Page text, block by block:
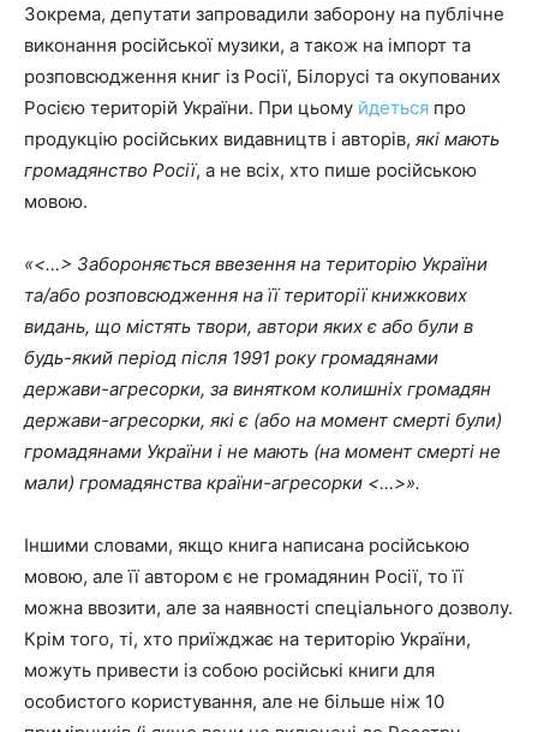
Зокрема, депутати запровадили заборону на публічне
виконання російської музики, а також на імпорт та
розповсюдження книг із Росії, Білорусі та окупованих
Росією територій України. При цьому йдеться про
продукцію російських видавництв і авторів, які мають
громадянство Росії, а не всіх, хто пише російською
мовою.
«<…> Забороняється ввезення на територію України
та/або розповсюдження на її території книжкових
видань, що містять твори, автори яких є або були в
будь-який період після 1991 року громадянами
держави-агресорки, за винятком колишніх громадян
держави-агресорки, які є (або на момент смерті були)
громадянами України і не мають (на момент смерті не
мали) громадянства країни-агресорки <…>».
Іншими словами, якщо книга написана російською
мовою, але її автором є не громадянин Росії, то її
можна ввозити, але за наявності спеціального дозволу.
Крім того, ті, хто приїжджає на територію України,
можуть привести із собою російські книги для
особистого користування, але не більше ніж 10